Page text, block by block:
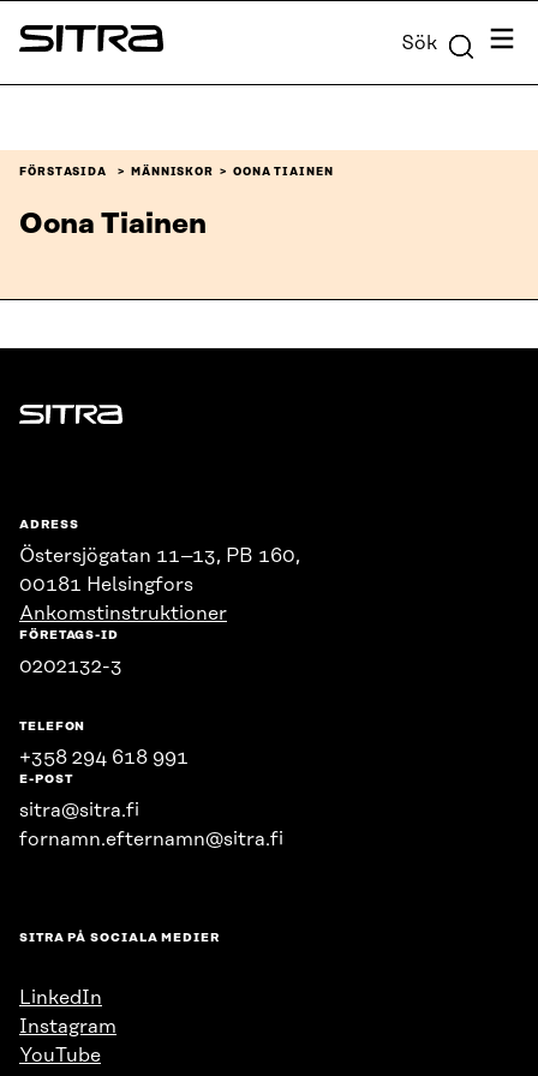
Skip to
content
Sitra Sök Meny
FÖRSTASIDA MÄNNISKOR OONA TIAINEN
Oona Tiainen
Sitra
ADRESS
Östersjögatan 11–13, PB 160,
00181 Helsingfors
Ankomstinstruktioner
FÖRETAGS-ID
0202132-3
TELEFON
+358 294 618 991
E-POST
sitra@sitra.fi
fornamn.efternamn@sitra.fi
SITRA PÅ SOCIALA MEDIER
LinkedIn
Instagram
YouTube